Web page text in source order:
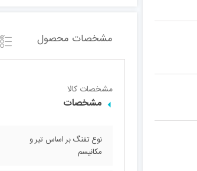
مشخصات محصول
مشخصات کالا
مشخصات
نوع تفنگ بر اساس تیر و
مکانیسم